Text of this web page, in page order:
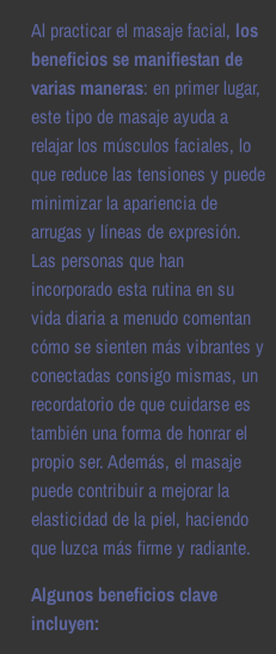
Al practicar el masaje facial, los
beneficios se manifiestan de
varias maneras: en primer lugar,
este tipo de masaje ayuda a
relajar los músculos faciales, lo
que reduce las tensiones y puede
minimizar la apariencia de
arrugas y líneas de expresión.
Las personas que han
incorporado esta rutina en su
vida diaria a menudo comentan
cómo se sienten más vibrantes y
conectadas consigo mismas, un
recordatorio de que cuidarse es
también una forma de honrar el
propio ser. Además, el masaje
puede contribuir a mejorar la
elasticidad de la piel, haciendo
que luzca más firme y radiante.
Algunos beneficios clave
incluyen: